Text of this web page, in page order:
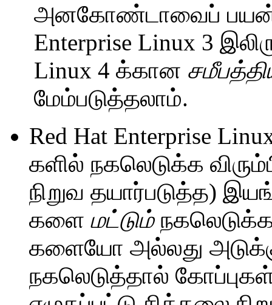
அனகோண்டாவைப்
Enterprise Linux 3
Linux 4 க்கான
மேம்படுத்தலாம்.
Red Hat Enterprise
களில் நகலெடுக்க
நிறுவ தயார்படுத்த)
களை மட்டும்
களையோ அல்லது
நகலெடுத்தால்